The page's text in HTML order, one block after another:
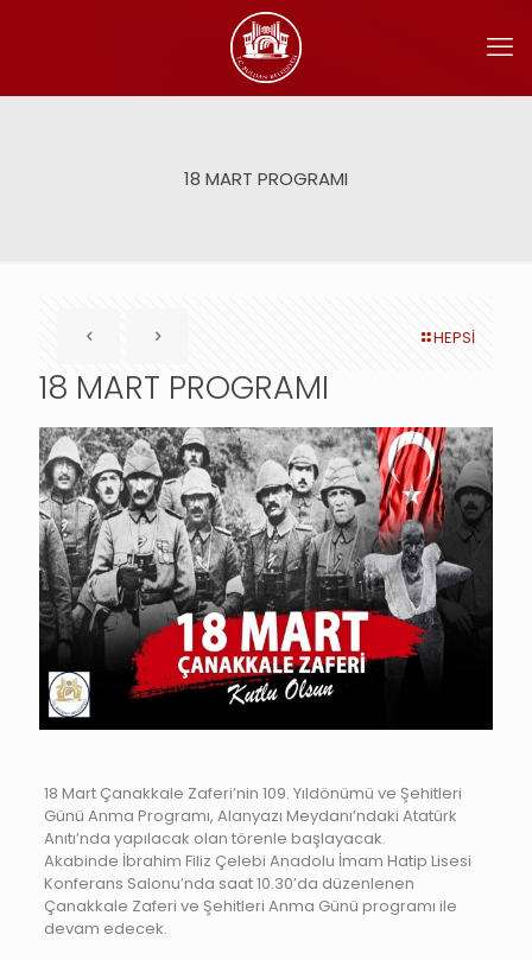
18 MART PROGRAMI
HEPSİ
18 MART PROGRAMI
18 Mart Çanakkale Zaferi’nin 109. Yıldönümü ve Şehitleri
Günü Anma Programı, Alanyazı Meydanı’ndaki Atatürk
Anıtı’nda yapılacak olan törenle başlayacak.
Akabinde İbrahim Filiz Çelebi Anadolu İmam Hatip Lisesi
Konferans Salonu’nda saat 10.30’da düzenlenen
Çanakkale Zaferi ve Şehitleri Anma Günü programı ile
devam edecek.